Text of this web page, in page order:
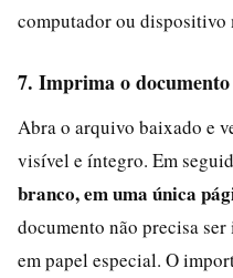
computador ou dispositivo
7. Imprima o documento
Abra o arquivo baixado e
visível e íntegro. Em
branco, em uma única
documento não precisa
em papel especial. O